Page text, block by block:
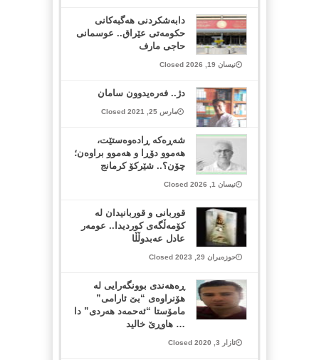
دابەشکردنی هەگبەکانی
حکومەتی عێراق.. عوسمانی
حاجی مارف
نیسان 19, 2026 Closed
دژ.. فەرەیدوون سامان
مارس 25, 2021 Closed
شەڕەکە ڕادەوەستێت،
هەموو دۆڕا و هەموو براوەن؛
چۆن؟.. شێرکۆ کرمانج
نیسان 1, 2026 Closed
قوربانی و قوربانیدان لە
کۆمەڵگەی کوردیدا.. عومەر
عادل عەبدوڵڵا
حوزەیران 29, 2023 Closed
ڕه‌هه‌ندی بوونگه‌رایی له‌
هۆنراوه‌ی “بێ ئارامی”
مامۆستا “ئه‌حمه‌د هه‌ردی” دا
… هاوڕێ خالید
ئازار 3, 2020 Closed